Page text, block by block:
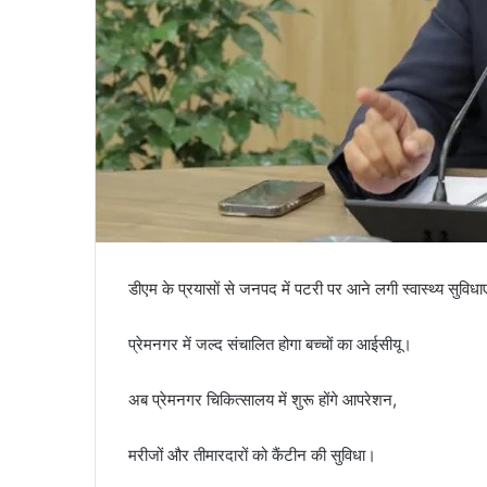
डीएम के प्रयासों से जनपद में पटरी पर आने लगी स्वास्थ्य
प्रेमनगर में जल्द संचालित होगा बच्चों का आईसीयू।
अब प्रेमनगर चिकित्सालय में शुरू होंगे आपरेशन,
मरीजों और तीमारदारों को कैंटीन की सुविधा।